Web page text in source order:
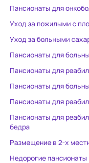
Пансионаты для
Уход за пожилыми с
Уход за больными
Пансионаты для
Пансионаты для
Пансионаты для
Пансионаты для
Пансионаты для
бедра
Размещение в 2-х
Недорогие пансионаты